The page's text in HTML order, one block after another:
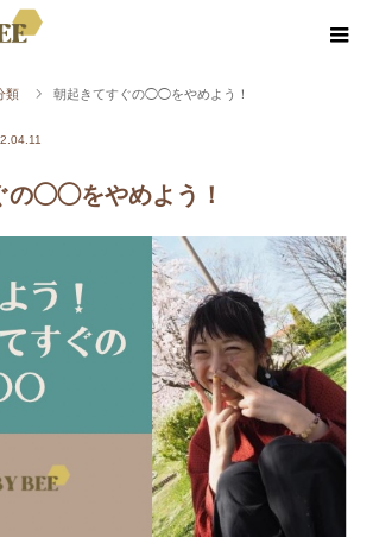
類 朝起きてすぐの◯◯をやめよう！
の◯◯をやめよう！